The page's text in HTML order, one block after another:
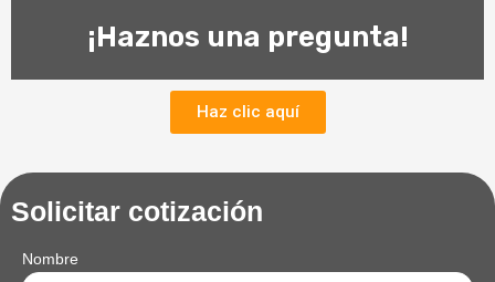
¡Haznos una pregunta!
Haz clic aquí
Solicitar cotización
Nombre